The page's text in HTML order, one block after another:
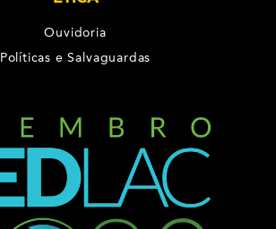
Ouvidoria
Políticas e Salvaguardas